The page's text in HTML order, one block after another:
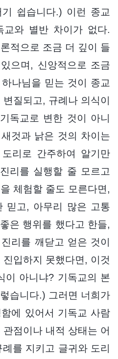
쉽습니다.) 이런 종교
교와 별반 차이가 없다.
적으로 조금 더 깊이 들
으며, 신앙적으로 조금
나님을 믿는 것이 종교
질되고, 규례나 의식이
독교로 변한 것이 아니
것과 낡은 것의 차이는
리로 간주하여 알기만
리를 실행할 줄 모르고
체험할 줄도 모른다면,
믿고, 아무리 많은 고통
은 행위를 했다고 한들,
리를 깨닫고 얻은 것이
입하지 못했다면, 이것
이 아니냐? 기독교의 본
습니다.) 그러면 너희가
에 있어서 기독교 사람
점이나 내적 상태는 어
를 지키고 글귀와 도리